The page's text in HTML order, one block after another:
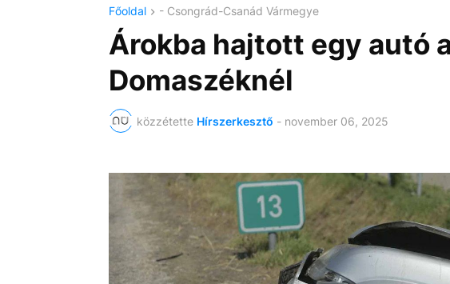
Főoldal - Csongrád-Csanád Vármegye
Árokba hajtott egy autó
Domaszéknél
közzétette Hírszerkesztő - november 06, 2025